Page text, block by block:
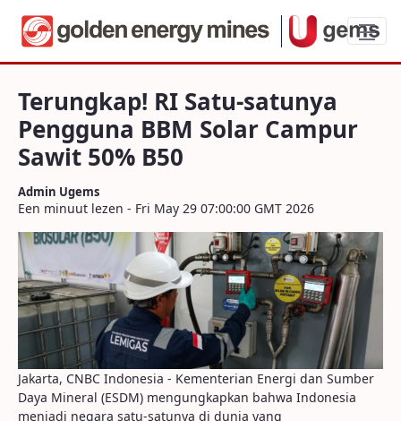
Terungkap! RI Satu-satunya Pengguna
Terungkap! RI Satu-satunya
Pengguna BBM Solar Campur
Sawit 50% B50
Admin Ugems
Een minuut lezen - Fri May 29 07:00:00 GMT 2026
Jakarta, CNBC Indonesia - Kementerian Energi dan Sumber
Daya Mineral (ESDM) mengungkapkan bahwa Indonesia
menjadi negara satu-satunya di dunia yang